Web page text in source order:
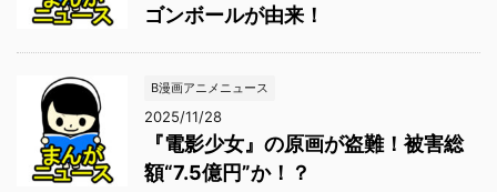
ゴンボールが由来！
B漫画アニメニュース
2025/11/28
『電影少女』の原画が盗難！被害総
額“7.5億円”か！？